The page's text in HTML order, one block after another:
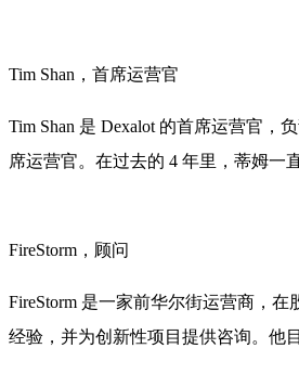
Tim Shan，首席运营官
Tim Shan 是 Dexalot 的首席运营官
席运营官。在过去的 4 年里，蒂姆一
FireStorm，顾问
FireStorm 是一家前华尔街运营商，
经验，并为创新性项目提供咨询。他